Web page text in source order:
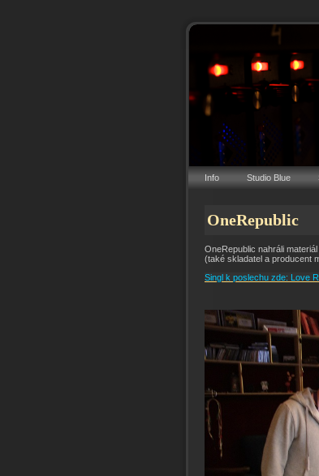
Info Studio Blue
OneRepublic
OneRepublic nahráli
(také skladatel a producent
Singl k poslechu zde: Love